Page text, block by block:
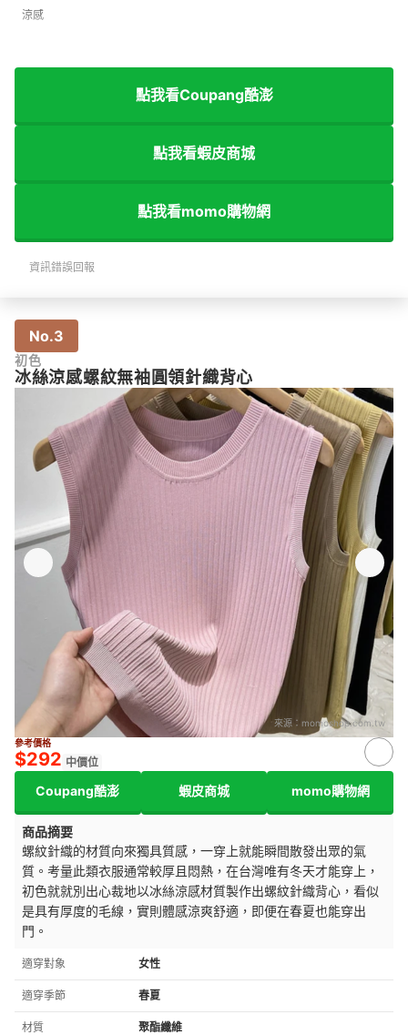
涼感
點我看Coupang酷澎
點我看蝦皮商城
點我看momo購物網
資訊錯誤回報
No.3
初色
冰絲涼感螺紋無袖圓領針織背心
來源： momoshop.com.tw
參考價格
$292 中價位
Coupang酷澎 蝦皮商城 momo購物網
商品摘要
螺紋針織的材質向來獨具質感，一穿上就能瞬間散發出眾的氣
質。考量此類衣服通常較厚且悶熱，在台灣唯有冬天才能穿上，
初色就就別出心裁地以冰絲涼感材質製作出螺紋針織背心，看似
是具有厚度的毛線，實則體感涼爽舒適，即便在春夏也能穿出
門。
適穿對象 女性
適穿季節 春夏
材質 聚酯纖維